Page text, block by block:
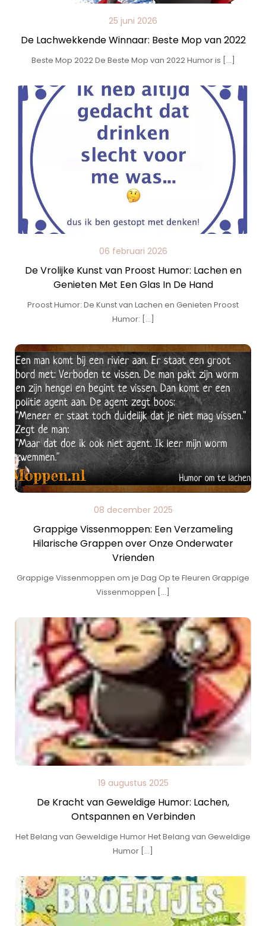
25 juni 2026
De Lachwekkende Winnaar: Beste Mop van 2022
Beste Mop 2022 De Beste Mop van 2022 Humor is […]
06 februari 2026
De Vrolijke Kunst van Proost Humor: Lachen en
Genieten Met Een Glas In De Hand
Proost Humor: De Kunst van Lachen en Genieten Proost
Humor: […]
08 december 2025
Grappige Vissenmoppen: Een Verzameling
Hilarische Grappen over Onze Onderwater
Vrienden
Grappige Vissenmoppen om je Dag Op te Fleuren Grappige
Vissenmoppen […]
19 augustus 2025
De Kracht van Geweldige Humor: Lachen,
Ontspannen en Verbinden
Het Belang van Geweldige Humor Het Belang van Geweldige
Humor […]